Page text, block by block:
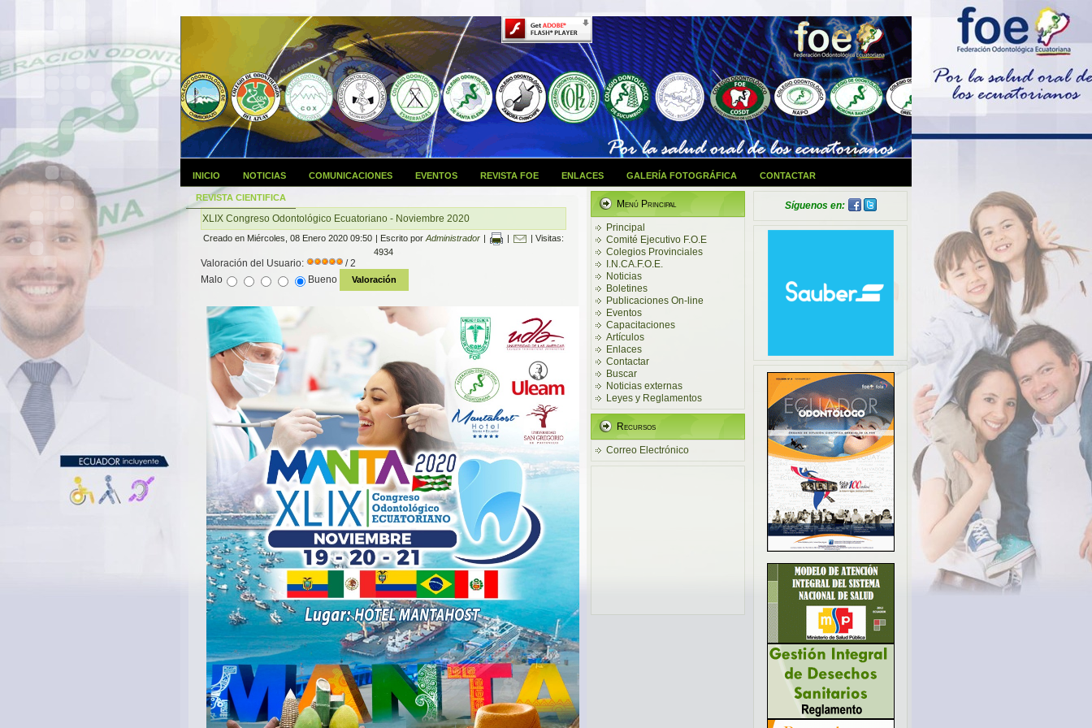
INICIO NOTICIAS COMUNICACIONES EVENTOS REVISTA FOE ENLACES GALERÍA FOTOGRÁFICA CONTACTAR
REVISTA CIENTIFICA
XLIX Congreso Odontológico Ecuatoriano - Noviembre 2020
Creado en Miércoles, 08 Enero 2020 09:50 | Escrito por Administrador | |
| Visitas:
4934
Valoración del Usuario:
/ 2
Malo
Bueno
Menú Principal
Principal
Comité Ejecutivo F.O.E
Colegios Provinciales
I.N.CA.F.O.E.
Noticias
Boletines
Publicaciones On-line
Eventos
Capacitaciones
Artículos
Enlaces
Contactar
Buscar
Noticias externas
Leyes y Reglamentos
Recursos
Correo Electrónico
Síguenos en: